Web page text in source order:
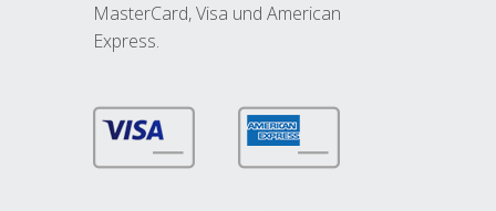
MasterCard, Visa und American
Express.